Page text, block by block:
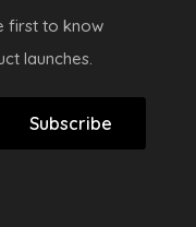
first to know
launches.
Subscribe